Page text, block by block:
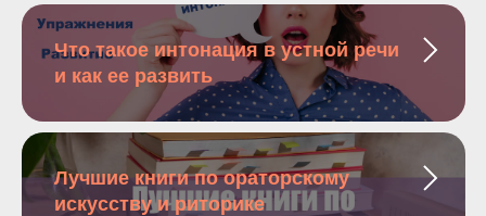
Что такое интонация в устной речи
и как ее развить
Лучшие книги по ораторскому
искусству и риторике